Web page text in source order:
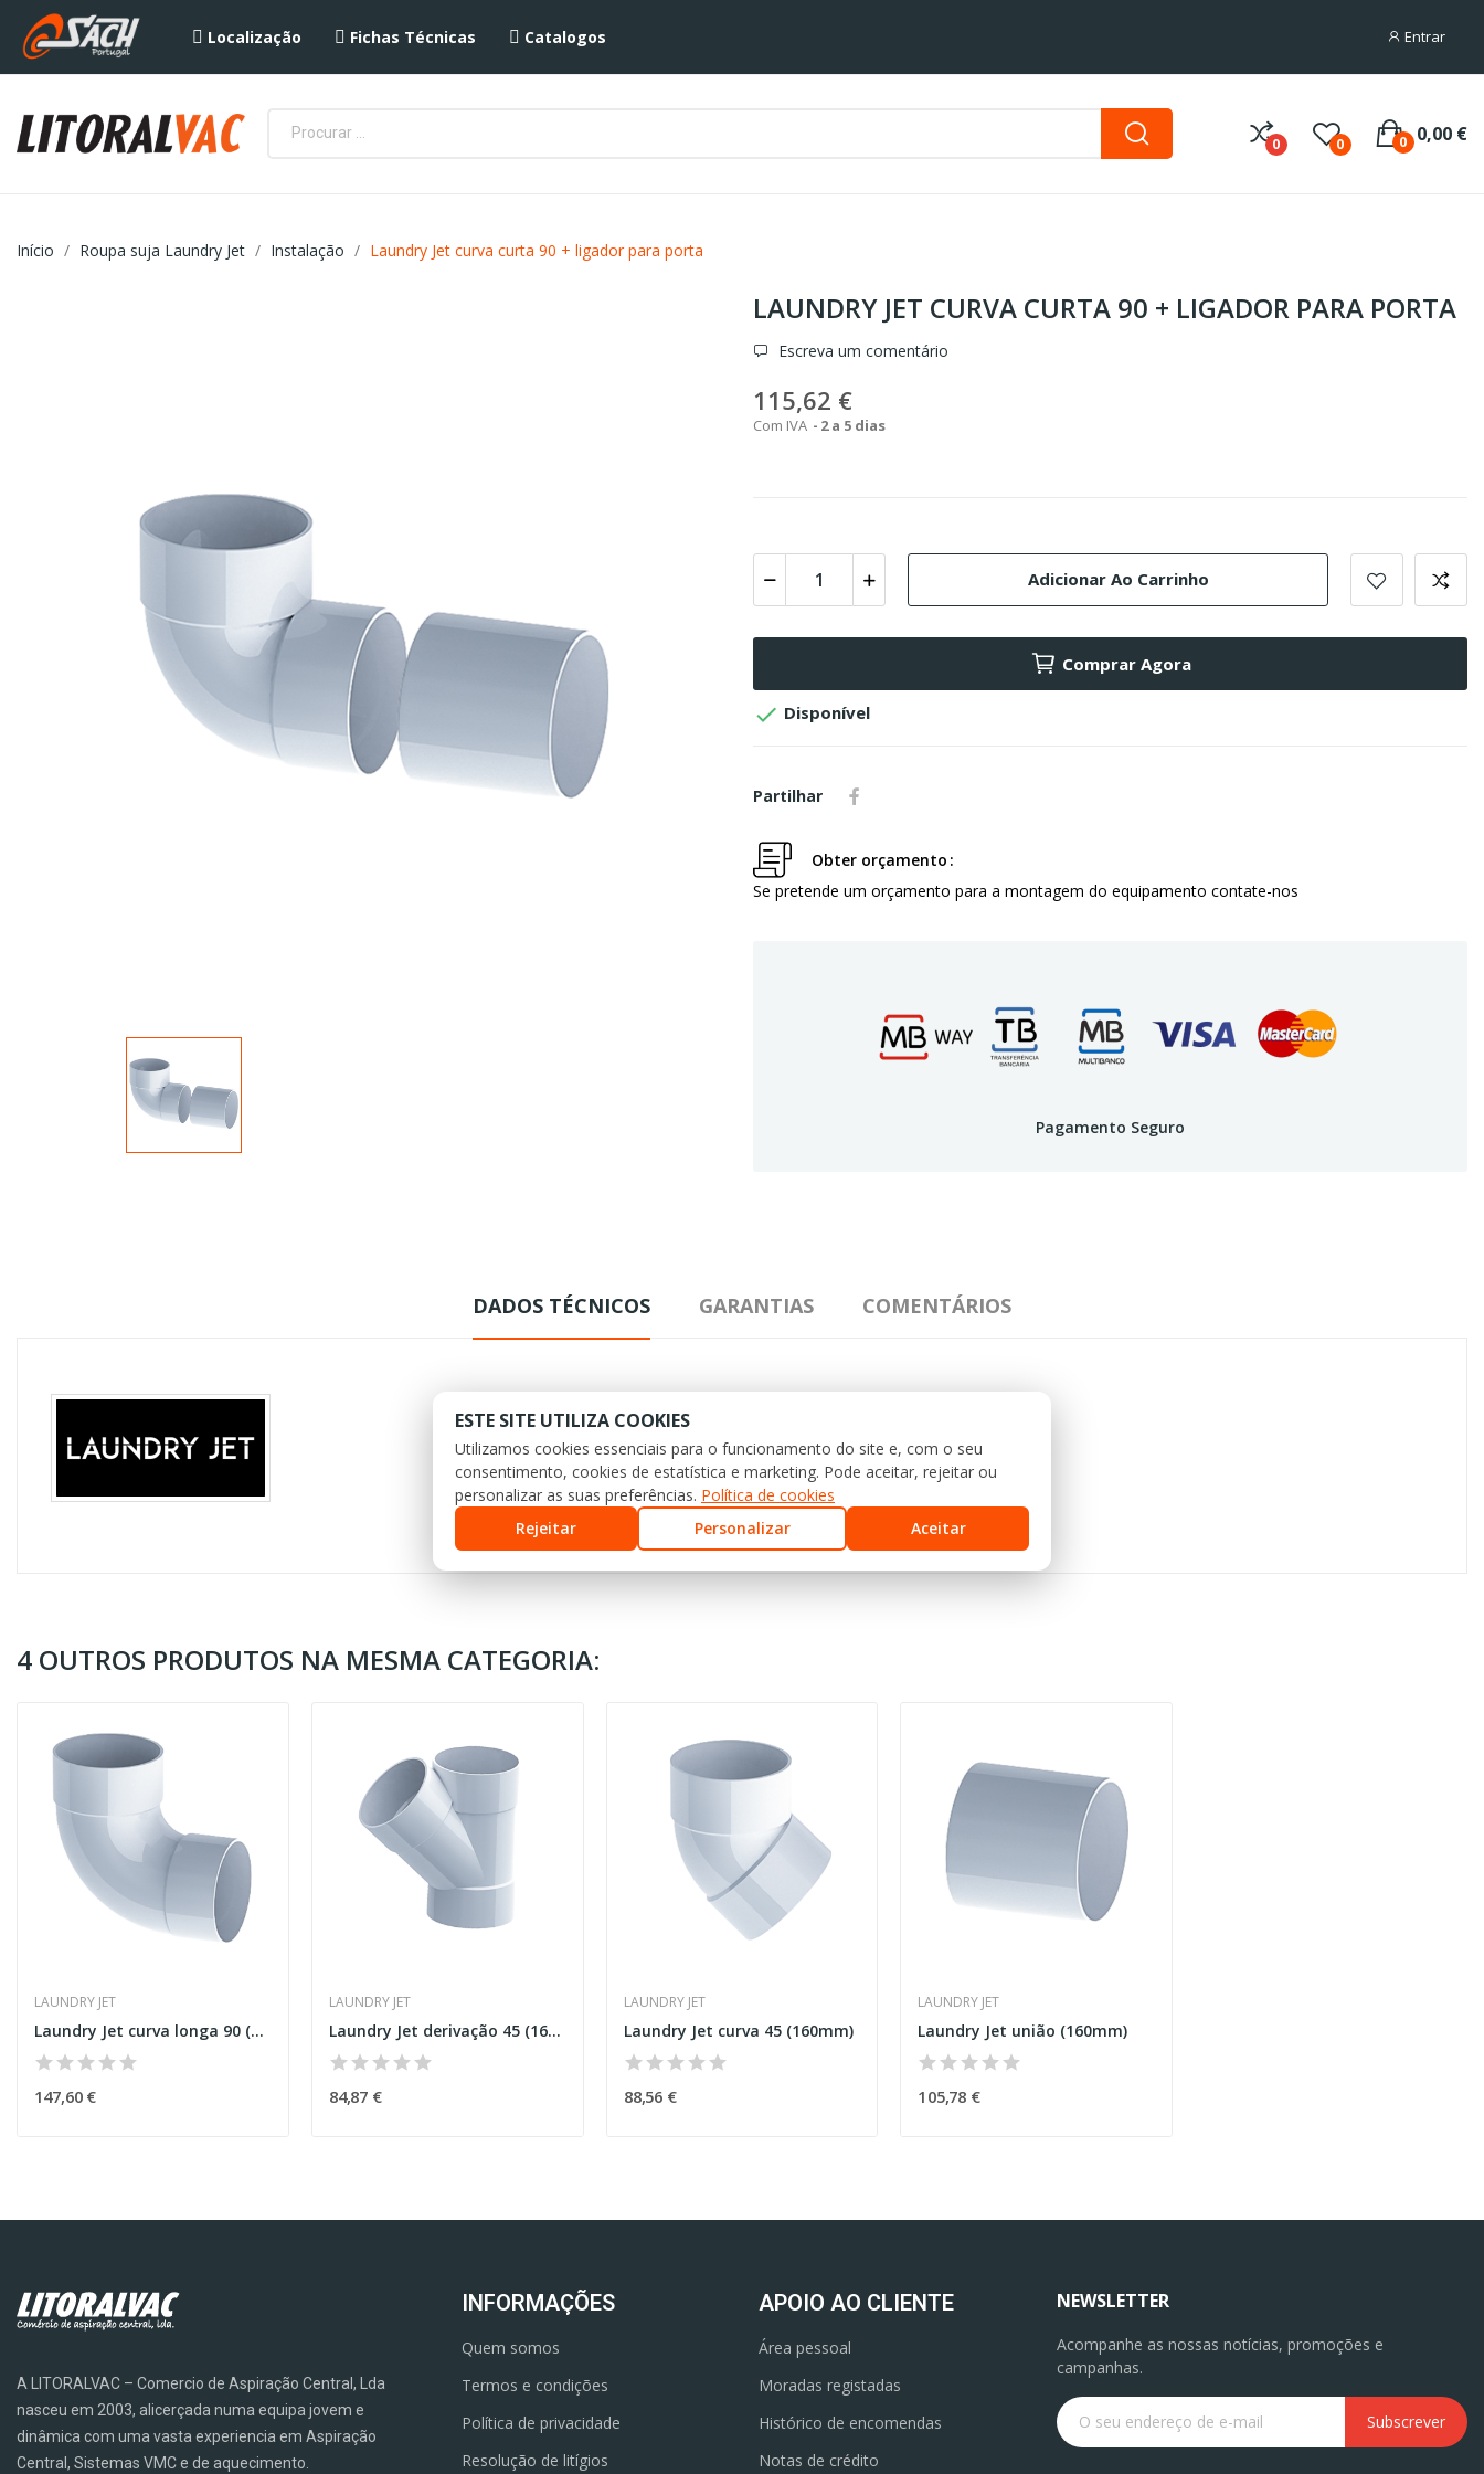
Localização Fichas Técnicas Catalogos Entrar
0 0 0,00 €
0
Início Roupa suja Laundry Jet Instalação Laundry Jet curva curta 90 + ligador para porta
LAUNDRY JET CURVA CURTA 90 + LIGADOR PARA PORTA
Escreva um comentário
115,62 €
Com IVA 2 a 5 dias
Adicionar Ao Carrinho
Comprar Agora
 Disponível
Partilhar
Obter orçamento
Se pretende um orçamento para a montagem do equipamento contate-nos
Pagamento Seguro
DADOS TÉCNICOS GARANTIAS COMENTÁRIOS
4 OUTROS PRODUTOS NA MESMA CATEGORIA:
LAUNDRY JET
Laundry Jet curva longa 90 (160mm)
147,60 €
LAUNDRY JET
Laundry Jet derivação 45 (160mm)
84,87 €
LAUNDRY JET
Laundry Jet curva 45 (160mm)
88,56 €
LAUNDRY JET
Laundry Jet união (160mm)
105,78 €
A LITORALVAC – Comercio de Aspiração Central, Lda
nasceu em 2003, alicerçada numa equipa jovem e
dinâmica com uma vasta experiencia em Aspiração
Central, Sistemas VMC e de aquecimento.
INFORMAÇÕES
Quem somos
Termos e condições
Política de privacidade
Resolução de litígios
APOIO AO CLIENTE
Área pessoal
Moradas registadas
Histórico de encomendas
Notas de crédito
NEWSLETTER
Acompanhe as nossas notícias, promoções e
campanhas.
Subscrever
ESTE SITE UTILIZA COOKIES
Utilizamos cookies essenciais para o funcionamento do site e, com o seu
consentimento, cookies de estatística e marketing. Pode aceitar, rejeitar ou
personalizar as suas preferências. Política de cookies
Rejeitar
Personalizar Aceitar